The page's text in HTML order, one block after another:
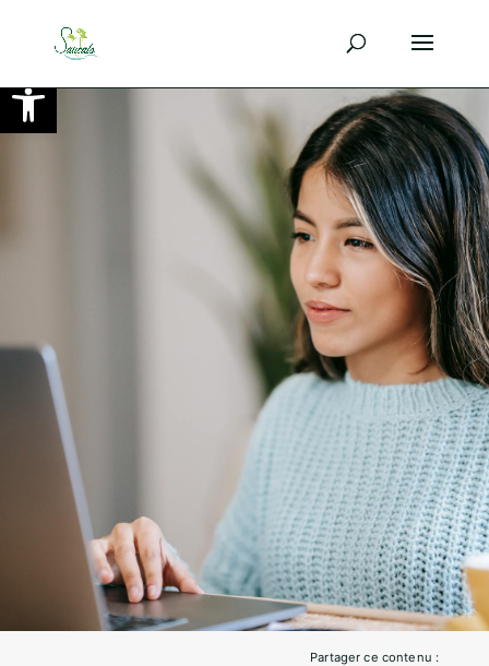
Ouvrir la barre d’outils
Partager ce contenu :